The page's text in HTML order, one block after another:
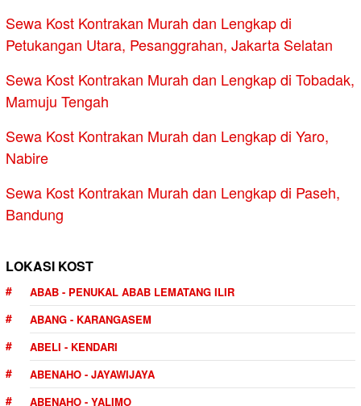
Sewa Kost Kontrakan Murah dan Lengkap di
Petukangan Utara, Pesanggrahan, Jakarta Selatan
Sewa Kost Kontrakan Murah dan Lengkap di Tobadak,
Mamuju Tengah
Sewa Kost Kontrakan Murah dan Lengkap di Yaro,
Nabire
Sewa Kost Kontrakan Murah dan Lengkap di Paseh,
Bandung
LOKASI KOST
ABAB - PENUKAL ABAB LEMATANG ILIR
ABANG - KARANGASEM
ABELI - KENDARI
ABENAHO - JAYAWIJAYA
ABENAHO - YALIMO